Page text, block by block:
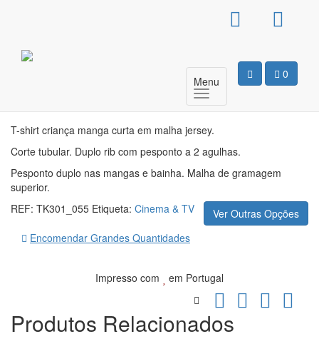
0
Menu
T-Shirt Básica Criança –
T-shirt criança manga curta em malha jersey.
Corte tubular. Duplo rib com pesponto a 2 agulhas.
Pesponto duplo nas mangas e bainha. Malha de gramagem
superior.
Ver Outras Opções
REF: TK301_055 Etiqueta: Cinema & TV
Encomendar Grandes Quantidades
Impresso com em Portugal
Produtos Relacionados